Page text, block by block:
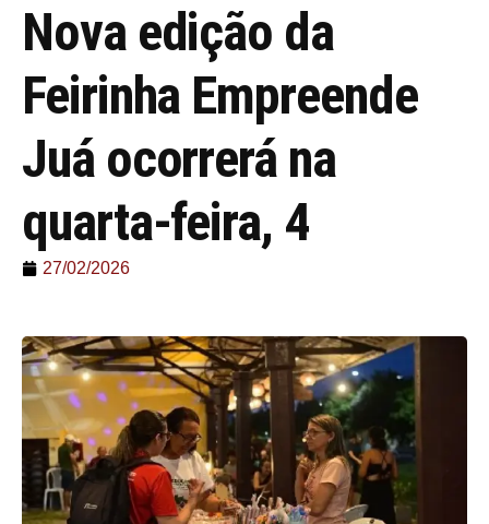
Nova edição da
Feirinha Empreende
Juá ocorrerá na
quarta-feira, 4
27/02/2026